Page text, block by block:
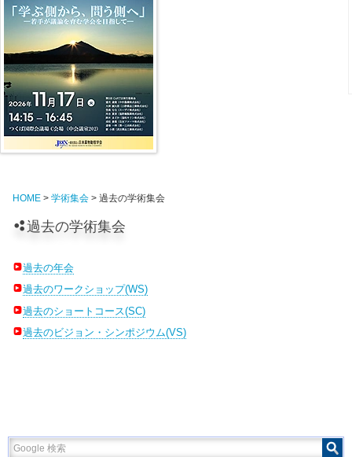
HOME > 学術集会 > 過去の学術集会
過去の学術集会
過去の年会
過去のワークショップ(WS)
過去のショートコース(SC)
過去のビジョン・シンポジウム(VS)
Google 検索